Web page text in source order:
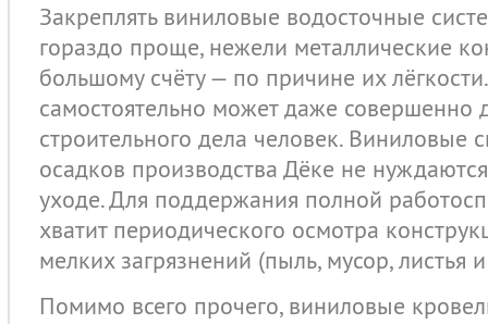
Закреплять виниловые водосточные
гораздо проще, нежели металлические
большому счёту — по причине их
самостоятельно может даже совершенно
строительного дела человек. Виниловые
осадков производства Дёке не
уходе. Для поддержания полной
хватит периодического осмотра
мелких загрязнений (пыль, мусор, листья
Помимо всего прочего, виниловые